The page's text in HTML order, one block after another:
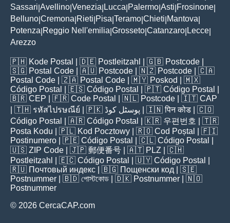
Sassari Avellino Venezia Lucca Palermo Asti Frosinone
Belluno Cremona Rieti Pisa Teramo Chieti Mantova
Potenza Reggio Nell'emilia Grosseto Catanzaro Lecce
Arezzo
🇵🇭 Kode Postal | 🇩🇪 Postleitzahl | 🇬🇧 Postcode
🇸🇬 Postal Code | 🇦🇺 Postcode | 🇳🇿 Postcode | 🇨🇦
Postal Code | 🇿🇦 Postal Code | 🇲🇾 Poskod
| 🇲🇽
Código Postal
| 🇪🇸 Código Postal | 🇵🇹 Código Postal
🇧🇷 CEP | 🇫🇷 Code Postal | 🇳🇱 Postcode | 🇮🇹 CAP
| 🇹🇭 รหัสไปรษณีย์ | 🇵🇰 پوسٹل کوڈ | 🇮🇳पिन कोड | 🇨🇴
Código Postal
| 🇦🇷 Código Postal | 🇰🇷 우편번호
| 🇹🇷
Posta Kodu | 🇵🇱 Kod Pocztowy | 🇷🇴 Cod Poștal
| 🇫🇮
Postinumero | 🇵🇪 Código Postal | 🇨🇱 Código Postal
🇺🇸 ZIP Code | 🇯🇵 郵便番号 | 🇦🇹 PLZ | 🇨🇭
Postleitzahl
| 🇪🇨 Código Postal | 🇺🇾 Código Postal
🇷🇺 Почтовый индекс | 🇧🇬 Пощенски код | 🇸🇪
Postnummer | 🇧🇩 পোস্টকোড | 🇩🇰 Postnummer | 🇳🇴
Postnummer
© 2026 CercaCAP.com